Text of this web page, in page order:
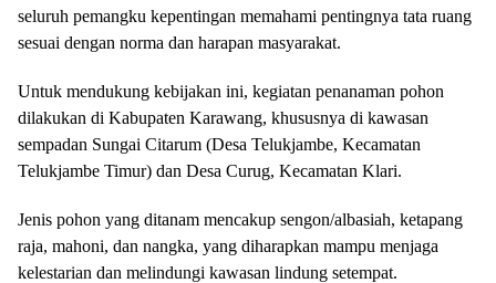
seluruh pemangku kepentingan memahami pentingnya tata ruang
sesuai dengan norma dan harapan masyarakat.
Untuk mendukung kebijakan ini, kegiatan penanaman pohon
dilakukan di Kabupaten Karawang, khususnya di kawasan
sempadan Sungai Citarum (Desa Telukjambe, Kecamatan
Telukjambe Timur) dan Desa Curug, Kecamatan Klari.
Jenis pohon yang ditanam mencakup sengon/albasiah, ketapang
raja, mahoni, dan nangka, yang diharapkan mampu menjaga
kelestarian dan melindungi kawasan lindung setempat.